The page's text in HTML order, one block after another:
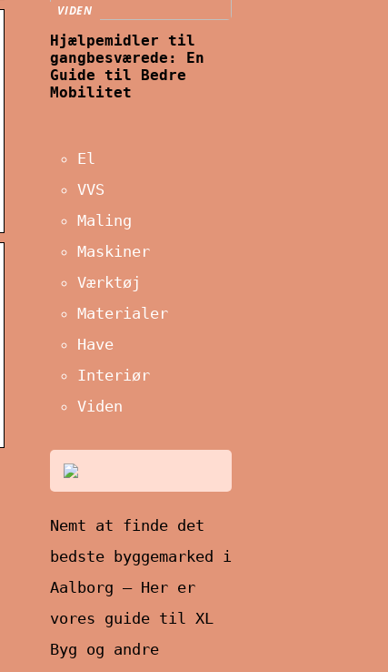
VIDEN
Hjælpemidler til
gangbesværede: En
Guide til Bedre
Mobilitet
El
VVS
Maling
Maskiner
Værktøj
Materialer
Have
Interiør
Viden
Nemt at finde det
bedste byggemarked i
Aalborg – Her er
vores guide til XL
Byg og andre